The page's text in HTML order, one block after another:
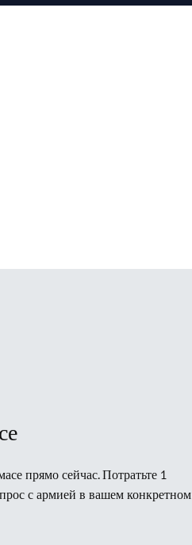
прямо сейчас. Потратьте 1
с армией в вашем конкретном